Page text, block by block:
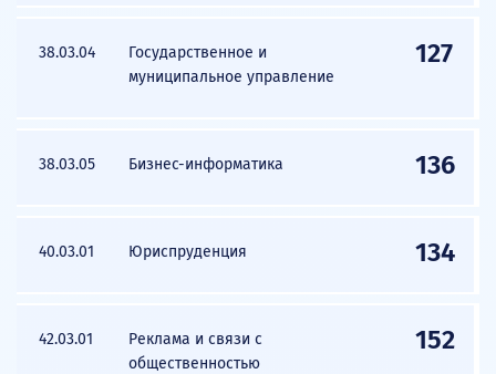
38.03.04
Государственное и
муниципальное управление
127
38.03.05 Бизнес-информатика 136
40.03.01 Юриспруденция 134
42.03.01
Реклама и связи с
общественностью
152